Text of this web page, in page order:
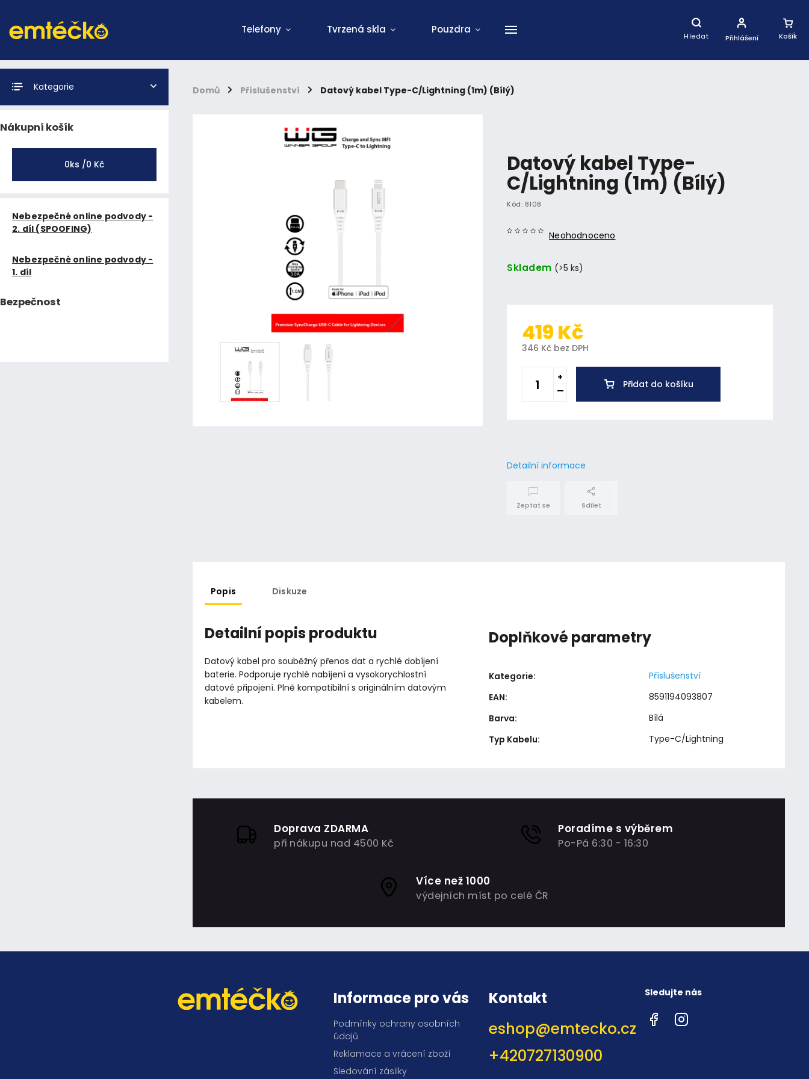
Hledat
Nákupní
Košík
Přihlášení
Telefony Tvrzená skla Pouzdra
Domů / Příslušenství / Datový kabel Type-C/Lightning (1m) (Bílý)
Kategorie
Nákupní košík
0ks /0 Kč
Nebezpečné online podvody -
2. díl (SPOOFING)
Nebezpečné online podvody -
1. díl
Bezpečnost
Datový kabel Type-
C/Lightning (1m) (Bílý)
Kód: 8108
Neohodnoceno
Skladem (>5 ks)
419 Kč
346 Kč bez DPH
Přidat do košíku
Detailní informace
Zeptat se Sdílet
Popis Diskuze
Detailní popis produktu
Datový kabel pro souběžný přenos dat a rychlé dobíjení
baterie. Podporuje rychlé nabíjení a vysokorychlostní
datové připojení. Plně kompatibilní s originálním datovým
kabelem.
Doplňkové parametry
Kategorie:
Příslušenství
EAN:
8591194093807
Barva:
Bílá
Typ Kabelu: Type-C/Lightning
Doprava ZDARMA
při nákupu nad 4500 Kč
Poradíme s výběrem
Po-Pá 6:30 - 16:30
Více než 1000
výdejních míst po celé ČR
Informace pro vás
Podmínky ochrany osobních
údajů
Reklamace a vrácení zboží
Sledování zásilky
Kontakt
eshop@emtecko.cz
+420727130900
Sledujte nás
FacebookInstagram